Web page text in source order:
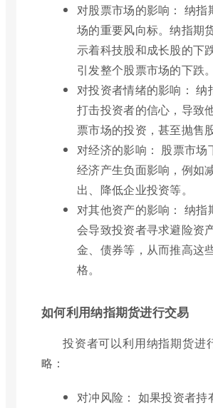
对股票市场的影响： 纳指
场的重要风向标。纳指期
示着科技股和成长股的下
引发整个股票市场的下跌。
对投资者情绪的影响： 纳
打击投资者的信心，导致
票市场的投资，甚至抛售股
对经济的影响： 股票市场
经济产生负面影响，例如
出、降低企业投资等。
对其他资产的影响： 纳指
会导致投资者寻求避险资
金、债券等，从而推高这
格。
如何利用纳指期货进行交易
投资者可以利用纳指期货进
略：
对冲风险： 如果投资者持